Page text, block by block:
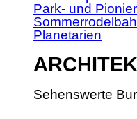
Park- und
Planetarien
Sehenswerte